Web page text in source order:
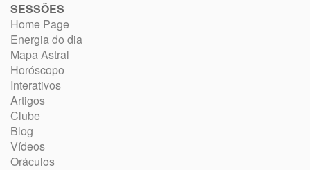
SESSÕES
Home Page
Energia do dia
Mapa Astral
Horóscopo
Interativos
Artigos
Clube
Blog
Vídeos
Oráculos